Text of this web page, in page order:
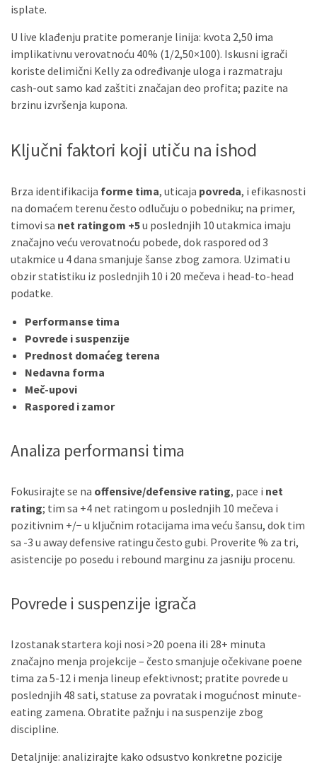
isplate.
U live klađenju pratite pomeranje linija: kvota 2,50 ima
implikativnu verovatnoću 40% (1/2,50×100). Iskusni igrači
koriste delimični Kelly za određivanje uloga i razmatraju
cash-out samo kad zaštiti značajan deo profita; pazite na
brzinu izvršenja kupona.
Ključni faktori koji utiču na ishod
Brza identifikacija forme tima, uticaja povreda, i efikasnosti
na domaćem terenu često odlučuju o pobedniku; na primer,
timovi sa net ratingom +5u poslednjih 10 utakmica imaju
značajno veću verovatnoću pobede, dok raspored od 3
utakmice u 4 dana smanjuje šanse zbog zamora. Uzimati u
obzir statistiku iz poslednjih 10 i 20 mečeva i head-to-head
podatke.
Performanse tima
Povrede i suspenzije
Prednost domaćeg terena
Nedavna forma
Meč-upovi
Raspored i zamor
Analiza performansi tima
Fokusirajte se na offensive/defensive rating, pace i net
rating; tim sa +4 net ratingom u poslednjih 10 mečeva i
pozitivnim +/− u ključnim rotacijama ima veću šansu, dok tim
sa -3 u away defensive ratingu često gubi. Proverite % za tri,
asistencije po posedu i rebound marginu za jasniju procenu.
Povrede i suspenzije igrača
Izostanak startera koji nosi >20 poena ili 28+ minuta
značajno menja projekcije – često smanjuje očekivane poene
tima za 5-12 i menja lineup efektivnost; pratite povrede u
poslednjih 48 sati, statuse za povratak i mogućnost minute-
eating zamena. Obratite pažnju i na suspenzije zbog
discipline.
Detaljnije: analizirajte kako odsustvo konkretne pozicije